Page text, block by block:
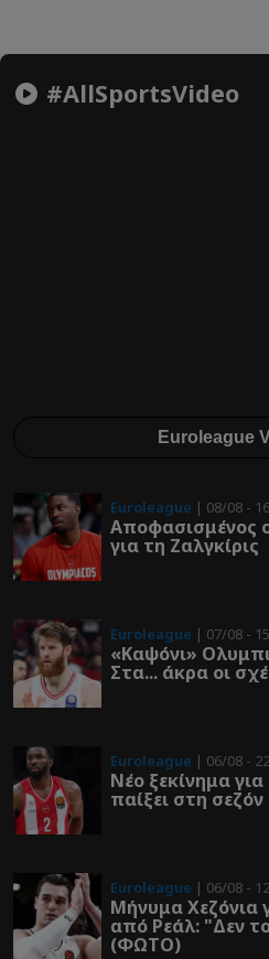
#AllSportsVideo
Euroleague
Euroleague | 08/08 -
Αποφασισμένος
για τη Ζαλγκίρις
Euroleague | 07/08 -
«Καψόνι»
Στα... άκρα οι
Euroleague | 06/08 -
Νέο ξεκίνημα
παίξει στη σεζόν
Euroleague | 06/08 -
Μήνυμα Χεζόνια
από Ρεάλ: "Δεν
(ΦΩΤΟ)